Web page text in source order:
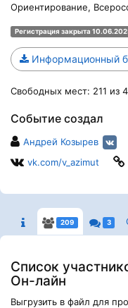
Ориентирование,
Регистрация закрыта
Информационный
Свободных мест: 211 из
Событие создал
Андрей Козырев
vk.com/v_azimut
209 3
Список
Он-лайн
Выгрузить в файл для